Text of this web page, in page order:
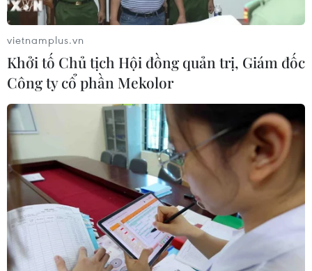
Cao điểm "100 ngày chuyển đổi số":
Chuyển động từ cơ sở
06/08/2026 09:48
Bất cập việc ngừng giao khoán quản
lý, bảo vệ rừng ở Nam Cát Tiên
06/08/2026 09:45
Khởi tố người đi bộ gây tai nạn chết
người trên quốc lộ ở Quảng Trị
06/08/2026 09:44
vietnamplus.vn
Khởi tố Chủ tịch Hội đồng quản trị, Giám đốc
Công ty cổ phần Mekolor